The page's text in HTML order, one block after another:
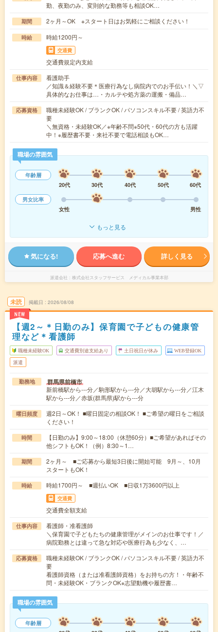
勤、夜勤のみ、変則的な勤務等も相談OK…
期間 2ヶ月～OK ※スタート日はお気軽にご相談ください！
時給 時給1200円～
交通費
交通費規定内支給
仕事内容
看護助手
／知識＆経験不要＊医療行為なし病院内でのお手伝い！＼▽
具体的なお仕事は…・カルテや処方薬の運搬・備品…
応募資格
職種未経験OK / ブランクOK / パソコンスキル不要 / 英語力不
要
＼無資格・未経験OK／※年齢不問※50代・60代の方も活躍
中！※履歴書不要・来社不要で電話相談もOK…
職場の雰囲気
年齢層
20代
30代 40代 50代
60代
男女比率
女性
男性
もっと見る
気になる! 応募へ進む 詳しく見る
派遣会社 株式会社スタッフサービス メディカル事業本部
未読
NEW
掲載日 2026/08/08
【週2～＊日勤のみ】保育園で子どもの健康管
理など＊看護師
職種未経験OK 交通費別途支給あり 土日祝日が休み WEB登録OK
派遣
勤務地 群馬県前橋市
新前橋駅から---分／駒形駅から---分／大胡駅から---分／江木
駅から---分／赤坂(群馬県)駅から---分
曜日頻度
週2日～OK！ ■曜日固定の相談OK！ ■ご希望の曜日をご相談
ください！
時間
【日勤のみ】9:00～18:00（休憩60分）■ご希望があればその
他シフトもOK！（例）8:30～1…
期間
2ヶ月～ ■ご応募から最短3日後に開始可能 9月～、10月
スタートもOK！
時給 時給1700円～ ■週払いOK ■日収1万3600円以上
交通費
交通費全額支給
仕事内容
看護師・准看護師
＼保育園で子どもたちの健康管理がメインのお仕事です！／
病院勤務とは違って急な対応や医療行為も少なく、…
応募資格
職種未経験OK / ブランクOK / パソコンスキル不要 / 英語力不
要
看護師資格（または准看護師資格）をお持ちの方！・年齢不
問・未経験OK・ブランクOK※志望動機や履歴書…
職場の雰囲気
年齢層